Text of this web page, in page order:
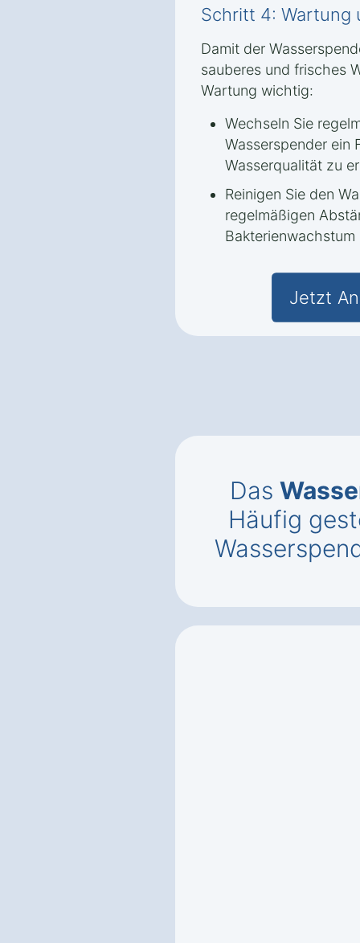
Schritt 4: Wartung
Damit der
sauberes und frisches
Wartung wichtig:
Wechseln Sie
Wasserspender ein
Wasserqualität zu
Reinigen Sie den
regelmäßigen
Jetzt
Das
Häufig